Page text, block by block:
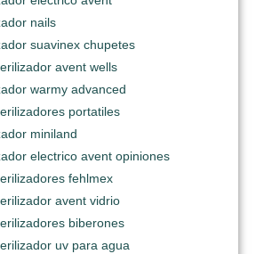
nails
suavinex chupetes
avent wells
warmy advanced
portatiles
miniland
electrico avent opiniones
fehlmex
avent vidrio
biberones
uv para agua